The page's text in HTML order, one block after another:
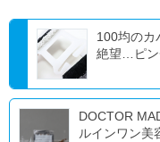
100均のカ
絶望…ピン
DOCTOR
ルインワン美